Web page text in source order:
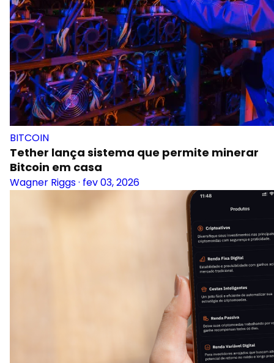
BITCOIN
Tether lança sistema que permite minerar
Bitcoin em casa
Wagner Riggs· fev 03, 2026